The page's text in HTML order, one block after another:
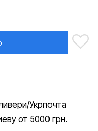
Укрпочта
от 5000 грн.